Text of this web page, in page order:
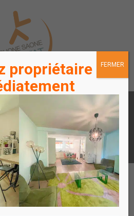
UN APPARTEMENT /
STATIONNEMENT
ACCÈS
COPROPRIÉTAIRES
le
menu
propriétaire
FERMER